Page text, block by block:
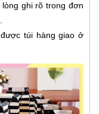
ghi rõ trong đơn
túi hàng giao ở